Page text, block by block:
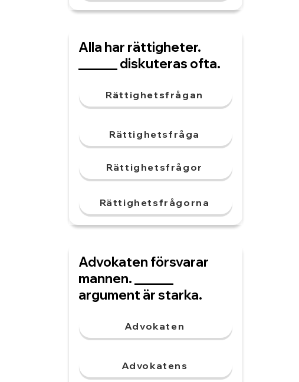
Alla har rättigheter.
______ diskuteras ofta.
Rättighetsfrågan
Rättighetsfråga
Rättighetsfrågor
Rättighetsfrågorna
Advokaten försvarar
mannen. ______
argument är starka.
Advokaten
Advokatens